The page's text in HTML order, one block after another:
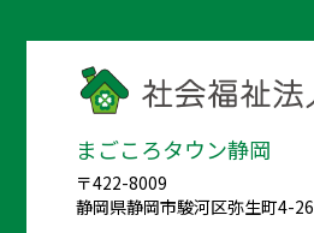
まごころタウン静岡
〒422-8009
静岡県静岡市駿河区弥生町4-26